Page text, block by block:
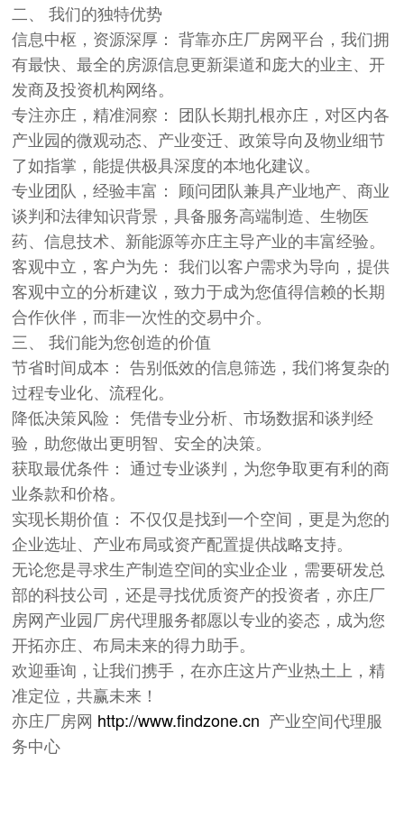
二、 我们的独特优势
信息中枢，资源深厚： 背靠亦庄厂房网平台，我们拥
有最快、最全的房源信息更新渠道和庞大的业主、开
发商及投资机构网络。
专注亦庄，精准洞察： 团队长期扎根亦庄，对区内各
产业园的微观动态、产业变迁、政策导向及物业细节
了如指掌，能提供极具深度的本地化建议。
专业团队，经验丰富： 顾问团队兼具产业地产、商业
谈判和法律知识背景，具备服务高端制造、生物医
药、信息技术、新能源等亦庄主导产业的丰富经验。
客观中立，客户为先： 我们以客户需求为导向，提供
客观中立的分析建议，致力于成为您值得信赖的长期
合作伙伴，而非一次性的交易中介。
三、 我们能为您创造的价值
节省时间成本： 告别低效的信息筛选，我们将复杂的
过程专业化、流程化。
降低决策风险： 凭借专业分析、市场数据和谈判经
验，助您做出更明智、安全的决策。
获取最优条件： 通过专业谈判，为您争取更有利的商
业条款和价格。
实现长期价值： 不仅仅是找到一个空间，更是为您的
企业选址、产业布局或资产配置提供战略支持。
无论您是寻求生产制造空间的实业企业，需要研发总
部的科技公司，还是寻找优质资产的投资者，亦庄厂
房网产业园厂房代理服务都愿以专业的姿态，成为您
开拓亦庄、布局未来的得力助手。
欢迎垂询，让我们携手，在亦庄这片产业热土上，精
准定位，共赢未来！
亦庄厂房网 http://www.findzone.cn 产业空间代理服
务中心